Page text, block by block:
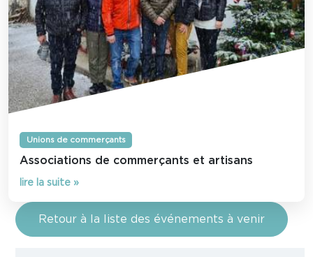
Unions de commerçants
Associations de commerçants et artisans
lire la suite »
Retour à la liste des événements à venir